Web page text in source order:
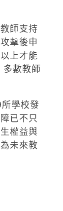
師支持
擊後申
上才能
多數教師
學校發
已不只
權益與
未來教